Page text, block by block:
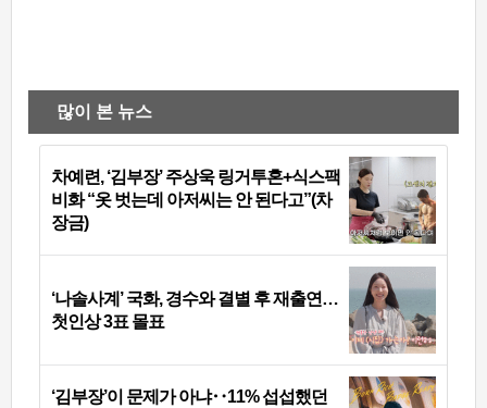
많이 본 뉴스
차예련, ‘김부장’ 주상욱 링거투혼+식스팩
비화 “옷 벗는데 아저씨는 안 된다고”(차
장금)
‘나솔사계’ 국화, 경수와 결별 후 재출연…
첫인상 3표 몰표
‘김부장’이 문제가 아냐‥11% 섭섭했던